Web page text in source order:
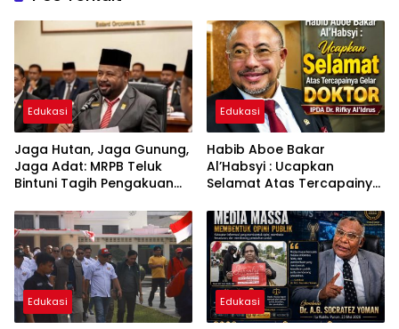
Edukasi
Jaga Hutan, Jaga Gunung,
Jaga Adat: MRPB Teluk
Bintuni Tagih Pengakuan
Edukasi
Habib Aboe Bakar
Al’Habsyi : Ucapkan
Selamat Atas Tercapainya
Al’Idrus
Edukasi Edukasi